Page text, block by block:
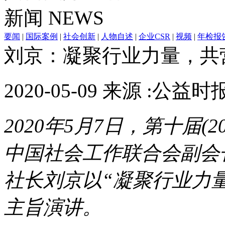
新闻 NEWS
要闻 | 国际案例 | 社会创新 | 人物自述 | 企业CSR | 视频 | 年检报
刘京：凝聚行业力量，
2020-05-09 来源 :公益时
2020年5月7日，第十届
中国社会工作联合会副
社长刘京以“凝聚行业力
主旨演讲。